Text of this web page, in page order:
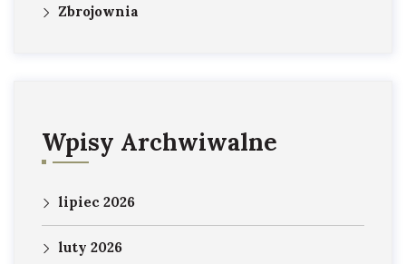
Zbrojownia
Wpisy Archwiwalne
lipiec 2026
luty 2026